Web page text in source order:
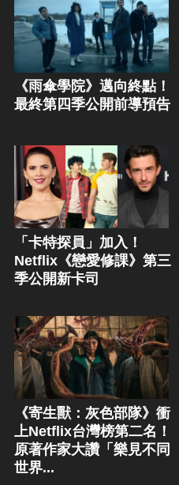
《雨傘學院》邁向終點！
最終第四季公開前導預告
「卡特探員」加入！
Netflix《戀愛修課》第三
季公開新卡司
《寄生獸：灰色部隊》衝
上Netflix台灣榜第二名！
原著作家大讚「樂見不同
世界...